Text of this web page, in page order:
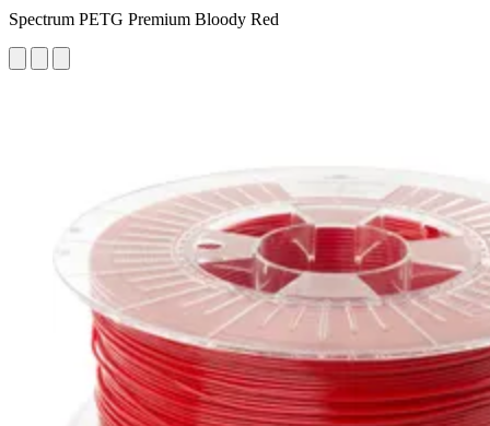
Spectrum PETG Premium Bloody Red